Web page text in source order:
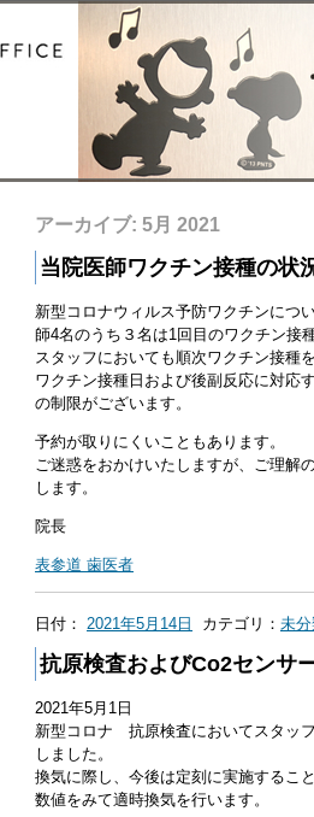
アーカイブ: 5月 2021
当院医師ワクチン接種の状
新型コロナウィルス予防ワクチンにつ
師4名のうち３名は1回目のワクチン接
スタッフにおいても順次ワクチン接種
ワクチン接種日および後副反応に対応
の制限がございます。
予約が取りにくいこともあります。
ご迷惑をおかけいたしますが、ご理解
します。
院長
表参道 歯医者
日付： 2021年5月14日 カテゴリ： 未
抗原検査およびCo2センサ
2021年5月1日
新型コロナ 抗原検査においてスタッ
しました。
換気に際し、今後は定刻に実施するこ
数値をみて適時換気を行います。